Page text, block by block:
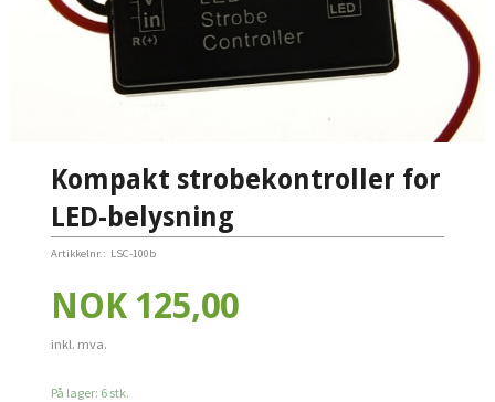
Kompakt strobekontroller for
LED-belysning
Artikkelnr.: LSC-100b
Pris
NOK 125,00
inkl. mva.
På lager: 6 stk.